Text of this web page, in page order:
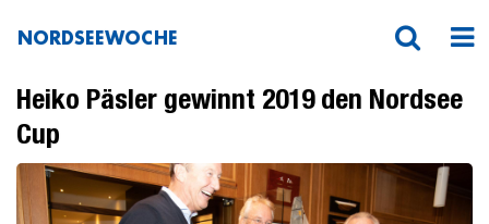
NORDSEEWOCHE
Heiko Päsler gewinnt 2019 den Nordsee
Cup